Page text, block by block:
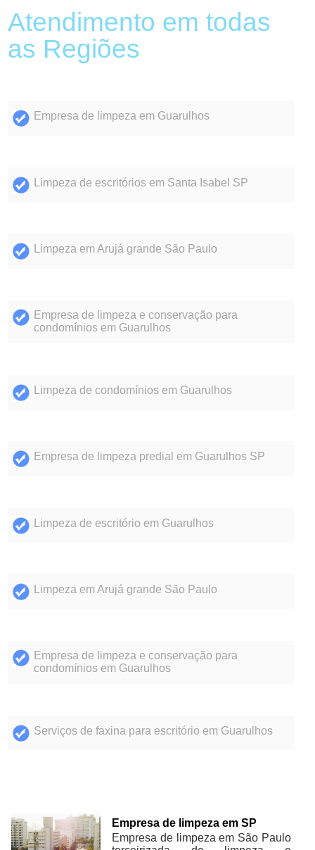
Atendimento em todas
as Regiões
Empresa de limpeza em Guarulhos
Limpeza de escritórios em Santa Isabel SP
Limpeza em Arujá grande São Paulo
Empresa de limpeza e conservação para
condomínios em Guarulhos
Limpeza de condomínios em Guarulhos
Empresa de limpeza predial em Guarulhos SP
Limpeza de escritório em Guarulhos
Limpeza em Arujá grande São Paulo
Empresa de limpeza e conservação para
condomínios em Guarulhos
Serviços de faxina para escritório em Guarulhos
Empresa de limpeza em SP
Empresa de limpeza em São Paulo